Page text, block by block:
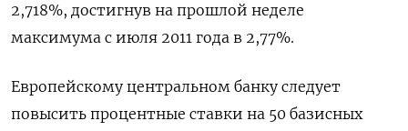
2,718%, достигнув на прошлой неделе
максимума с июля 2011 года в 2,77%.
Европейскому центральном банку следует
повысить процентные ставки на 50 базисных